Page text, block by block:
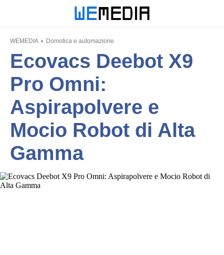
WEMEDIA Domotica e automazione
Ecovacs Deebot X9
Pro Omni:
Aspirapolvere e
Mocio Robot di Alta
Gamma